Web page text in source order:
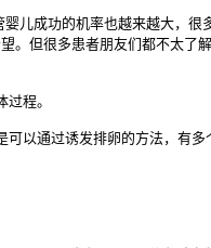
成功的机率也越来越大，很
。但很多患者朋友们都不太了
程。
以通过诱发排卵的方法，有多